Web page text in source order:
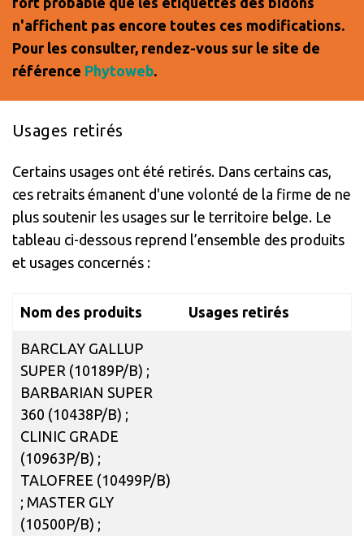
n'affichent pas encore toutes ces modifications.
Pour les consulter, rendez-vous sur le site de
référence Phytoweb.
Usages retirés
Certains usages ont été retirés. Dans certains cas,
ces retraits émanent d'une volonté de la firme de ne
plus soutenir les usages sur le territoire belge. Le
tableau ci-dessous reprend l’ensemble des produits
et usages concernés :
Nom des produits Usages retirés
BARCLAY GALLUP
SUPER (10189P/B) ;
BARBARIAN SUPER
360 (10438P/B) ;
CLINIC GRADE
(10963P/B) ;
TALOFREE (10499P/B)
; MASTER GLY
(10500P/B) ;